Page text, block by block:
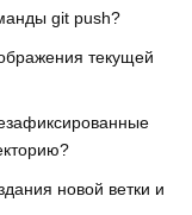
git push?
текущей
новой ветки и